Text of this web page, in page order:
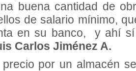
buena cantidad de
de salario mínimo,
en su banco, y ahí
Carlos Jiménez A.
por un almacén